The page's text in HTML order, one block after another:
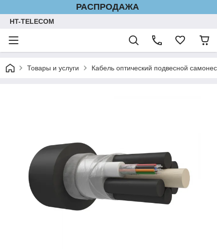
РАСПРОДАЖА
HT-TELECOM
Товары и услуги Кабель оптический подвесной